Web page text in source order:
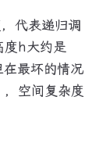
代表递归调
度h大约是
最坏的情况
空间复杂度